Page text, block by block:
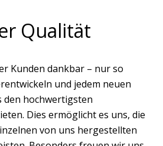
Qualität
Kunden dankbar – nur so
und jedem neuen
den hochwertigsten
Dies ermöglicht es uns, die
von uns hergestellten